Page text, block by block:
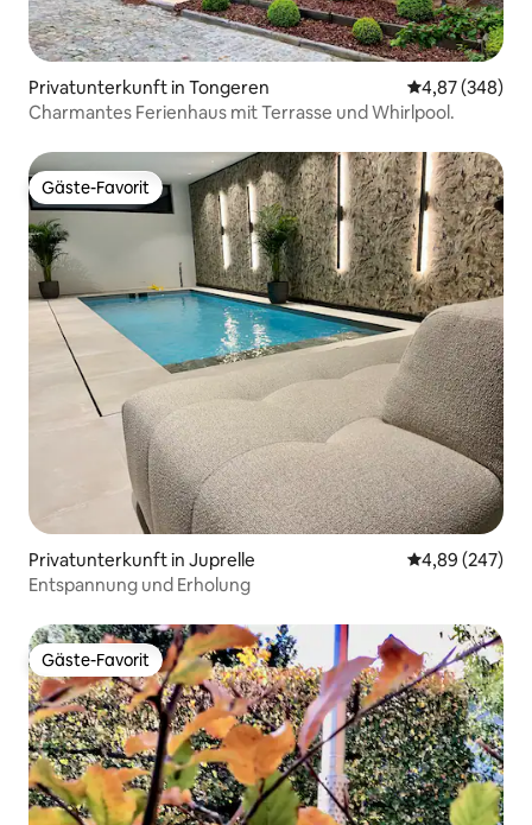
Privatunterkunft in Tongeren
4,87 (348)
Charmantes Ferienhaus mit Terrasse und Whirlpool.
Gäste-Favorit
Gäste-Favorit
Privatunterkunft in Juprelle
4,89 (247)
Entspannung und Erholung
Gäste-Favorit
Gäste-Favorit